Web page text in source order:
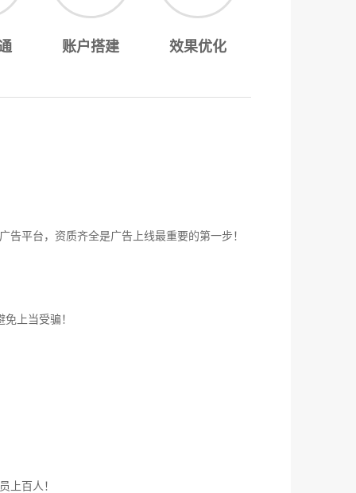
账户搭建 效果优化
平台，资质齐全是广告上线最重要的第一步！
上当受骗！
上百人！